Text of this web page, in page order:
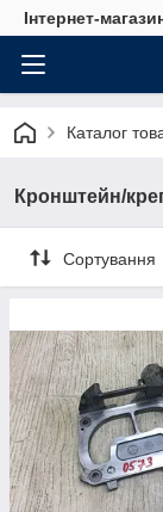
Інтернет-
Каталог
Кронштейн/
Сортування